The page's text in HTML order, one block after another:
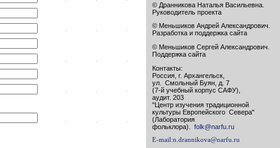
© Дранникова Наталья Васильевна.
Руководитель проекта
© Меньшиков Андрей Александрович.
Разработка и поддержка сайта
© Меньшиков Сергей Александрович.
Поддержка сайта
Контакты:
Россия, г. Архангельск,
ул. Смольный Буян, д. 7
(7-й учебный корпус САФУ),
аудит. 203
"Центр изучения традиционной
культуры Европейского Севера"
(Лаборатория
фольклора).
folk@narfu.ru
E-mail:n.drannikova@narfu.ru